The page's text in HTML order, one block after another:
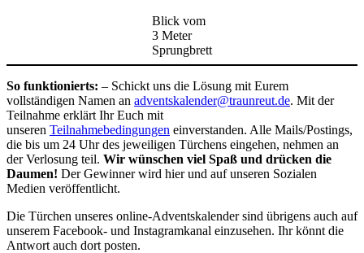
Blick vom
3 Meter
Sprungbrett
So funktionierts: – Schickt uns die Lösung mit Eurem
vollständigen Namen an adventskalender@traunreut.de. Mit der
Teilnahme erklärt Ihr Euch mit
unseren Teilnahmebedingungen einverstanden. Alle Mails/Postings,
die bis um 24 Uhr des jeweiligen Türchens eingehen, nehmen an
der Verlosung teil. Wir wünschen viel Spaß und drücken die
Daumen! Der Gewinner wird hier und auf unseren Sozialen
Medien veröffentlicht.
Die Türchen unseres online-Adventskalender sind übrigens auch auf
unserem Facebook- und Instagramkanal einzusehen. Ihr könnt die
Antwort auch dort posten.